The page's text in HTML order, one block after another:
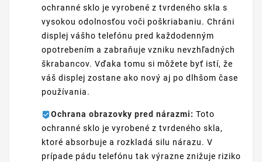
ochranné sklo je vyrobené z tvrdeného skla s
vysokou odolnosťou voči poškriabaniu. Chráni
displej vášho telefónu pred každodenným
opotrebením a zabraňuje vzniku nevzhľadných
škrabancov. Vďaka tomu si môžete byť istí, že
váš displej zostane ako nový aj po dlhšom čase
používania.
Ochrana obrazovky pred nárazmi: Toto
ochranné sklo je vyrobené z tvrdeného skla,
ktoré absorbuje a rozkladá silu nárazu. V
prípade pádu telefónu tak výrazne znižuje riziko